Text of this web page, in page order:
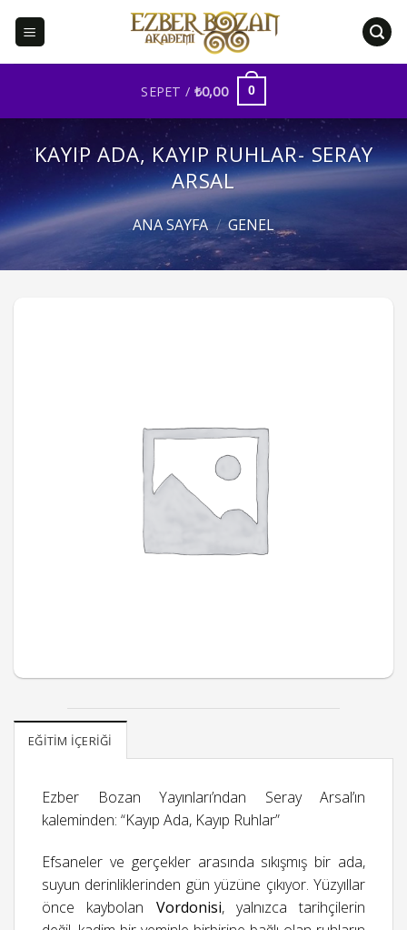
SEPET / ₺0,00 0
KAYIP ADA, KAYIP RUHLAR- SERAY
ARSAL
ANA SAYFA / GENEL
EĞITIM İÇERIĞI
Ezber Bozan Yayınları’ndan Seray Arsal’ın
kaleminden: “Kayıp Ada, Kayıp Ruhlar”
Efsaneler ve gerçekler arasında sıkışmış bir ada,
suyun derinliklerinden gün yüzüne çıkıyor. Yüzyıllar
önce kaybolan Vordonisi, yalnızca tarihçilerin